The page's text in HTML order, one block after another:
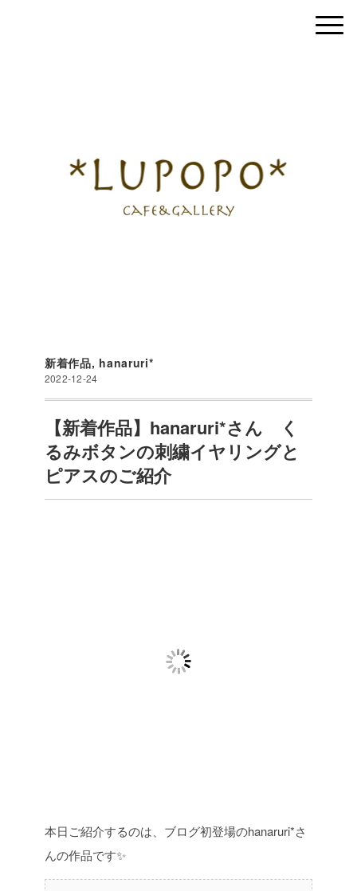
新着作品, hanaruri*
2022-12-24
【新着作品】hanaruri*さん く
るみボタンの刺繍イヤリングと
ピアスのご紹介
本日ご紹介するのは、ブログ初登場のhanaruri*さ
んの作品です✨